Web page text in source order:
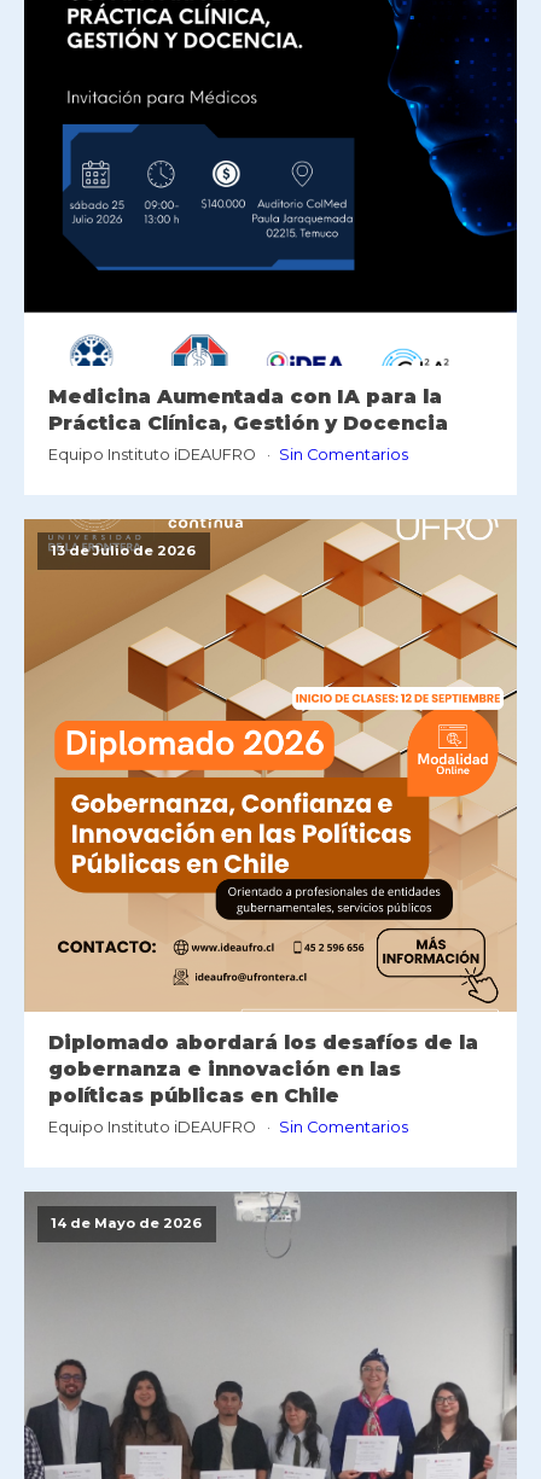
Medicina Aumentada con IA para la
Práctica Clínica, Gestión y Docencia
Equipo Instituto iDEAUFRO Sin Comentarios
13 de Julio de 2026
Diplomado abordará los desafíos de la
gobernanza e innovación en las
políticas públicas en Chile
Equipo Instituto iDEAUFRO Sin Comentarios
14 de Mayo de 2026